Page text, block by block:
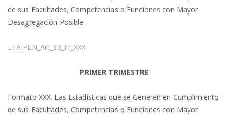
de sus Facultades, Competencias o Funciones con Mayor
Desagregación Posible
LTAIPEN_Art_33_Fr_XXX
PRIMER TRIMESTRE
Formato XXX. Las Estadísticas que se Generen en Cumplimiento
de sus Facultades, Competencias o Funciones con Mayor